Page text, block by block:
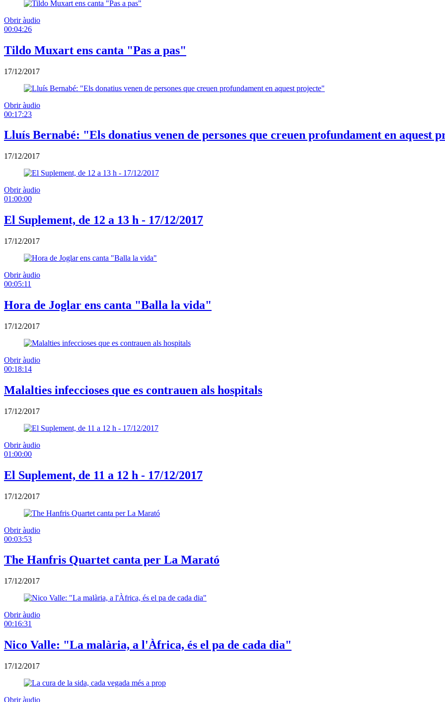
Obrir àudio
00:04:26
Tildo Muxart ens canta "Pas a pas"
17/12/2017
Obrir àudio
00:17:23
Lluís Bernabé: "Els donatius venen de persones que creuen profundament en aquest
17/12/2017
Obrir àudio
01:00:00
El Suplement, de 12 a 13 h - 17/12/2017
17/12/2017
Obrir àudio
00:05:11
Hora de Joglar ens canta "Balla la vida"
17/12/2017
Obrir àudio
00:18:14
Malalties infeccioses que es contrauen als hospitals
17/12/2017
Obrir àudio
01:00:00
El Suplement, de 11 a 12 h - 17/12/2017
17/12/2017
Obrir àudio
00:03:53
The Hanfris Quartet canta per La Marató
17/12/2017
Obrir àudio
00:16:31
Nico Valle: "La malària, a l'Àfrica, és el pa de cada dia"
17/12/2017
Obrir àudio